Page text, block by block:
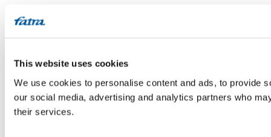
This website uses cookies
We use cookies to personalise content and ads, to provide
our social media, advertising and analytics partners who
their services.